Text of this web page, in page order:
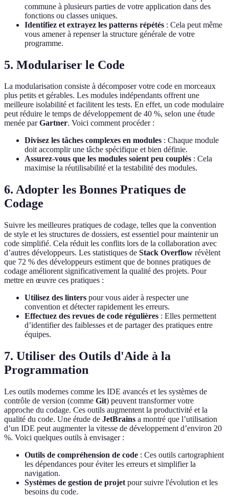
commune à plusieurs parties de votre application dans des
fonctions ou classes uniques.
Identifiez et extrayez les patterns répétés : Cela peut même
vous amener à repenser la structure générale de votre
programme.
5. Modulariser le Code
La modularisation consiste à décomposer votre code en morceaux
plus petits et gérables. Les modules indépendants offrent une
meilleure isolabilité et facilitent les tests. En effet, un code modulaire
peut réduire le temps de développement de 40 %, selon une étude
menée parGartner. Voici comment procéder :
Divisez les tâches complexes en modules : Chaque module
doit accomplir une tâche spécifique et bien définie.
Assurez-vous que les modules soient peu couplés : Cela
maximise la réutilisabilité et la testabilité des modules.
6. Adopter les Bonnes Pratiques de
Codage
Suivre les meilleures pratiques de codage, telles que la convention
de style et les structures de dossiers, est essentiel pour maintenir un
code simplifié. Cela réduit les conflits lors de la collaboration avec
d’autres développeurs. Les statistiques de Stack Overflow révèlent
que 72 % des développeurs estiment que de bonnes pratiques de
codage améliorent significativement la qualité des projets. Pour
mettre en œuvre ces pratiques :
Utilisez des linters pour vous aider à respecter une
convention et détecter rapidement les erreurs.
Effectuez des revues de code régulières : Elles permettent
d’identifier des faiblesses et de partager des pratiques entre
équipes.
7. Utiliser des Outils d'Aide à la
Programmation
Les outils modernes comme les IDE avancés et les systèmes de
contrôle de version (comme Git) peuvent transformer votre
approche du codage. Ces outils augmentent la productivité et la
qualité du code. Une étude de JetBrains a montré que l’utilisation
d’un IDE peut augmenter la vitesse de développement d’environ 20
%. Voici quelques outils à envisager :
Outils de compréhension de code : Ces outils cartographient
les dépendances pour éviter les erreurs et simplifier la
navigation.
Systèmes de gestion de projet pour suivre l'évolution et les
besoins du code.